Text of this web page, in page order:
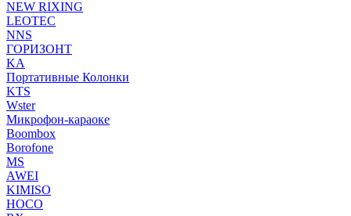
NEW RIXING
LEOTEC
NNS
ГОРИЗОНТ
KA
Портативные Колонки
KTS
Wster
Микрофон-караоке
Boombox
Borofone
MS
AWEI
KIMISO
HOCO